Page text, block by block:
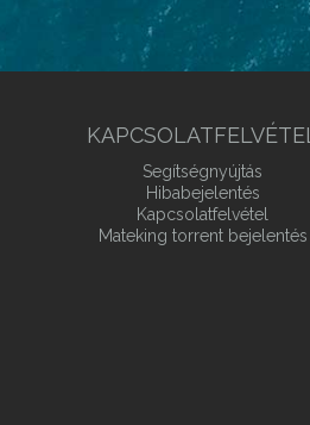
KAPCSOLATFELVÉTEL
Segítségnyújtás
Hibabejelentés
Kapcsolatfelvétel
Mateking torrent bejelentés